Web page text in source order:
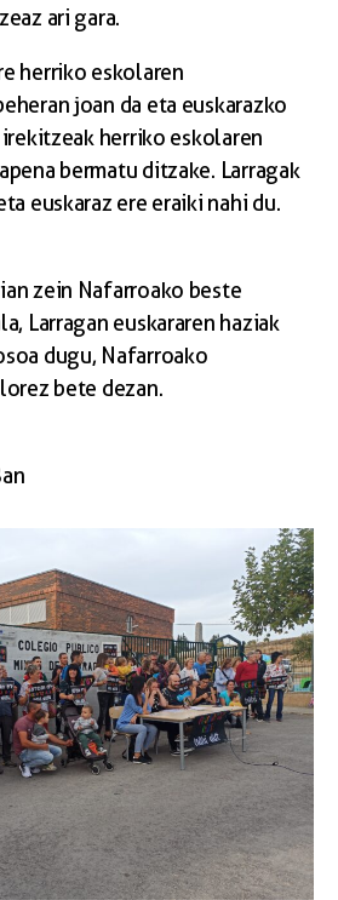
ari gara.
herriko eskolaren
joan da eta euskarazko
herriko eskolaren
bermatu ditzake. Larragak
euskaraz ere eraiki nahi du.
zein Nafarroako beste
Larragan euskararen haziak
dugu, Nafarroako
bete dezan.